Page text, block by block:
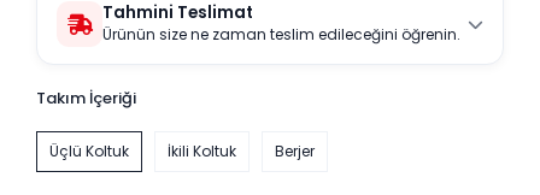
Tahmini Teslimat
Ürünün size ne zaman teslim edileceğini öğrenin.
Takım İçeriği
Üçlü Koltuk İkili Koltuk Berjer